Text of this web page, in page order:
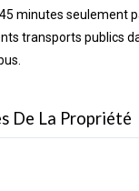
minutes seulement
transports publics
De La Propriété